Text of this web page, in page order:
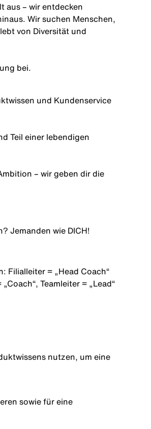
aus – wir entdecken
Wir suchen Menschen,
von Diversität und
bei.
und Kundenservice
Teil einer lebendigen
– wir geben dir die
Jemanden wieDICH!
Filialleiter = „Head Coach“
„Coach“, Teamleiter = „Lead“
nutzen, um eine
sowiefüreine